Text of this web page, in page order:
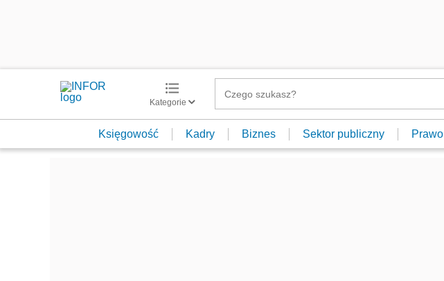
Kategorie
Księgowość Kadry Biznes Sektor publiczny Prawo